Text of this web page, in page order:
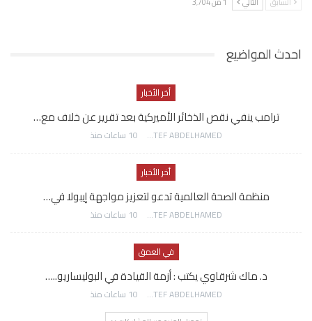
احدث المواضيع
أخر الأخبار
ترامب ينفي نقص الذخائر الأميركية بعد تقرير عن خلاف مع…
AWATEF ABDELHAMED 10 ساعات منذ
أخر الأخبار
منظمة الصحة العالمية تدعو لتعزيز مواجهة إيبولا في…
AWATEF ABDELHAMED 10 ساعات منذ
في العمق
د. ماك شرقاوي يكتب : أزمة القيادة في البوليساريو..…
AWATEF ABDELHAMED 10 ساعات منذ